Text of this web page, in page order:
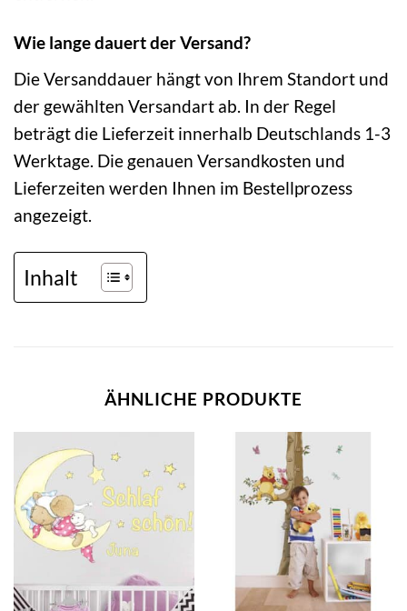
Wie lange dauert der Versand?
Die Versanddauer hängt von Ihrem Standort und
der gewählten Versandart ab. In der Regel
beträgt die Lieferzeit innerhalb Deutschlands 1-3
Werktage. Die genauen Versandkosten und
Lieferzeiten werden Ihnen im Bestellprozess
angezeigt.
Inhalt
ÄHNLICHE PRODUKTE